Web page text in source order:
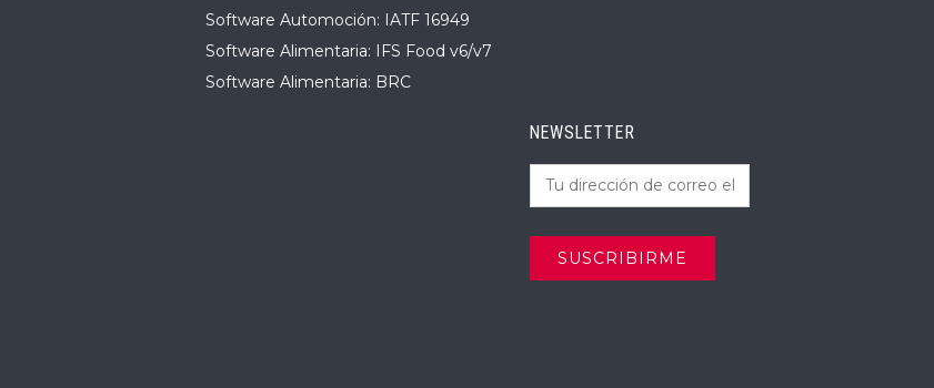
Software Automoción: IATF 16949
Software Alimentaria: IFS Food v6/v7
Software Alimentaria: BRC
NEWSLETTER